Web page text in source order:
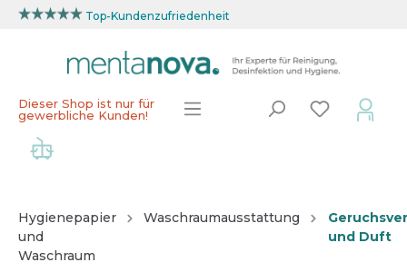
Top-Kundenzufriedenheit
Dieser Shop ist nur für
gewerbliche Kunden!
Hygienepapier
und
Waschraum
Waschraumausstattung
und Duft